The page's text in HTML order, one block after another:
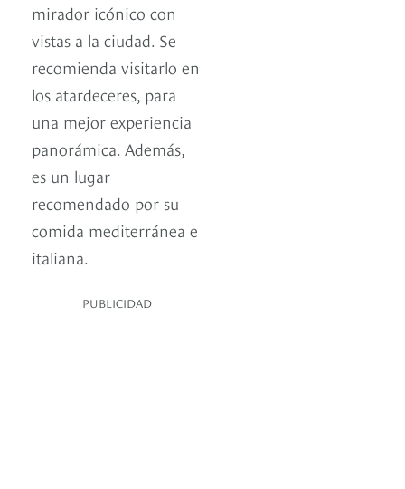
mirador icónico con
vistas a la ciudad. Se
recomienda visitarlo en
los atardeceres, para
una mejor experiencia
panorámica. Además,
es un lugar
recomendado por su
comida mediterránea e
italiana.
PUBLICIDAD